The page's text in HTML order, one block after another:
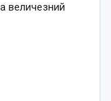
величезний